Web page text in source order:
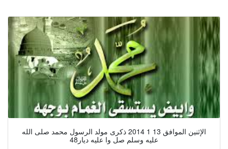
الإثنين الموافق 13 1 2014 ذكرى مولد الرسول محمد صلى الله
عليه وسلم صل وا عليه ديار48